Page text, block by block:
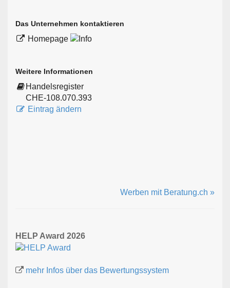
Das Unternehmen kontaktieren
Homepage
Weitere Informationen
Handelsregister
CHE-108.070.393
Eintrag ändern
Werben mit Beratung.ch »
HELP Award 2026
mehr Infos über das Bewertungssystem